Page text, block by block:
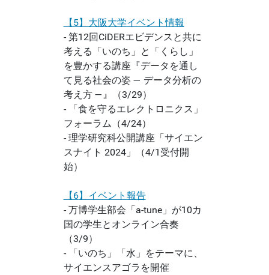
【5】大阪大学イベント情報
- 第12回CiDERエビデンスと共に
考える「いのち」と「くらし」
を豊かする講座『データを通し
て見る社会の姿 ― データ分析の
考え方 ―』（3/29）
- 「食を守るエレクトロニクス」
フォーラム（4/24）
- 理学研究科公開講座「サイエン
スナイト 2024」（4/1受付開
始）
【6】イベント報告
- 万博学生部会「a-tune」が10カ
国の学生とオンライン合奏
（3/9）
- 「いのち」「水」をテーマに、
サイエンスアゴラを開催